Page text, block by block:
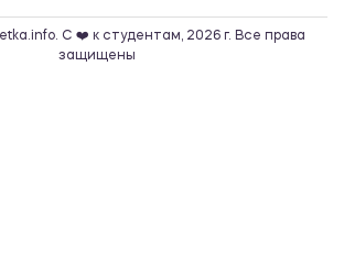
С ❤️ к студентам, 2026 г. Все права
защищены